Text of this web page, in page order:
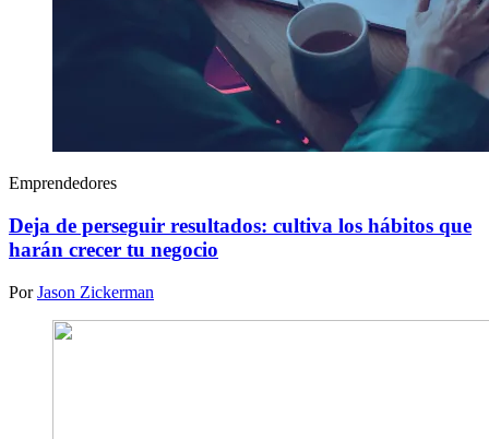
Emprendedores
Deja de perseguir resultados: cultiva los hábitos que
harán crecer tu negocio
PorJason Zickerman